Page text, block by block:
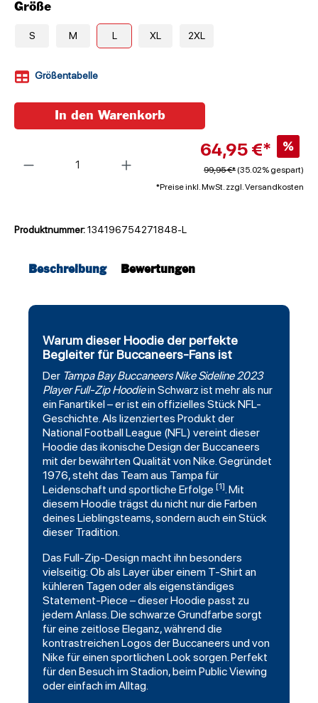
Größe
S M L XL 2XL
Größentabelle
64,95 €* %
99,95 €* (35.02% gespart)
*Preise inkl. MwSt. zzgl. Versandkosten
In den Warenkorb
Produktnummer:134196754271848-L
Beschreibung Bewertungen
Warum dieser Hoodie der perfekte
Begleiter für Buccaneers-Fans ist
Der Tampa Bay BuccaneersNikeSideline2023
Player Full-Zip Hoodiein Schwarz ist mehr als nur
ein Fanartikel – er ist ein offizielles Stück NFL-
Geschichte. Als lizenziertes Produkt der
National Football League (NFL) vereint dieser
Hoodie das ikonische Design der Buccaneers
mit der bewährten Qualität von Nike. Gegründet
1976, steht das Team aus Tampa für
Leidenschaft und sportliche Erfolge [1]. Mit
diesem Hoodie trägst du nicht nur die Farben
deines Lieblingsteams, sondern auch ein Stück
dieser Tradition.
Das Full-Zip-Design macht ihn besonders
vielseitig: Ob als Layer über einem T-Shirt an
kühleren Tagen oder als eigenständiges
Statement-Piece – dieser Hoodie passt zu
jedem Anlass. Die schwarze Grundfarbe sorgt
für eine zeitlose Eleganz, während die
kontrastreichen Logos der Buccaneers und von
Nike für einen sportlichen Look sorgen. Perfekt
für den Besuch im Stadion, beim Public Viewing
oder einfach im Alltag.